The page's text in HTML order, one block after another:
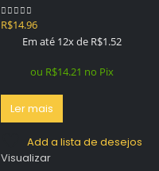
0out of 5
R$14.96
Em até 12x de R$1.52
ou R$14.21 no Pix
Ler mais
Add a lista de desejos
Visualizar